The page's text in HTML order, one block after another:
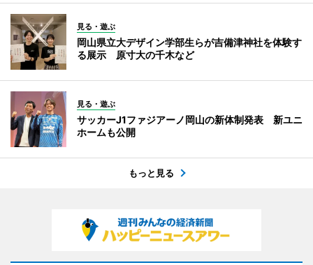
見る・遊ぶ
岡山県立大デザイン学部生らが吉備津神社を体験す
る展示 原寸大の千木など
見る・遊ぶ
サッカーJ1ファジアーノ岡山の新体制発表 新ユニ
ホームも公開
もっと見る